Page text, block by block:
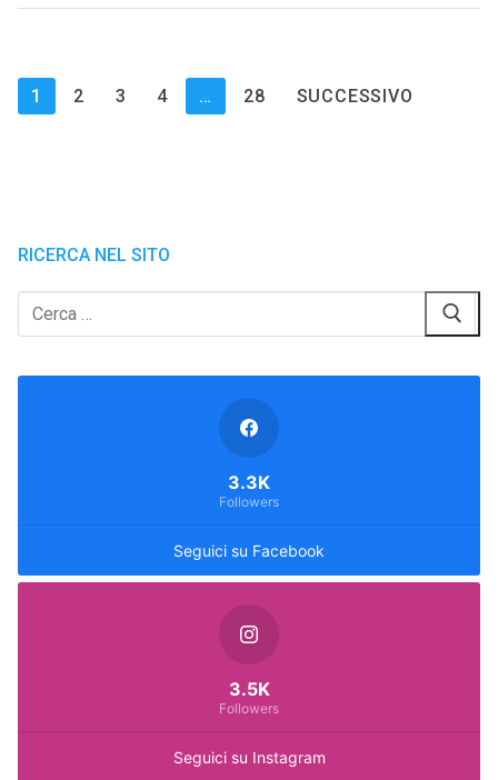
Paginazione
degli
1 2 3 4 … 28 SUCCESSIVO
RICERCA NEL SITO
Cerca:
Seguici su Facebook
3.3K
Followers
Seguici su Instagram
3.5K
Followers